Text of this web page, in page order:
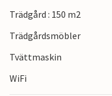
Trädgård : 150 m2
Trädgårdsmöbler
Tvättmaskin
WiFi